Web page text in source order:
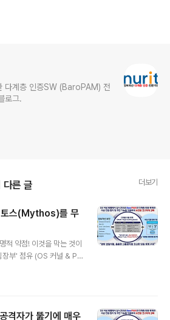
다계층 인증SW (BaroPAM) 전
로그.
다른 글 더보기
스(Mythos)를 무
적 약점! 이것을 막는 것이
장부' 점유 (OS 커널 & PA
템에 진입하기 위해서는
킹해 권한을 얻으려 해
격자가 뚫기에 매우